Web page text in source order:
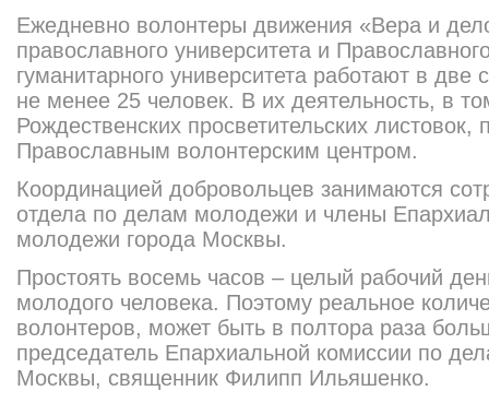
Ежедневно волонтеры движения «Вера и
православного университета и
гуманитарного университета работают в две
не менее 25 человек. В их деятельность, в
Рождественских просветительских листовок,
Православным волонтерским центром.
Координацией добровольцев занимаются
отдела по делам молодежи и члены
молодежи города Москвы.
Простоять восемь часов – целый рабочий
молодого человека. Поэтому реальное
волонтеров, может быть в полтора раза
председатель Епархиальной комиссии по
Москвы, священник Филипп Ильяшенко.